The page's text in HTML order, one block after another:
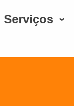
Serviços